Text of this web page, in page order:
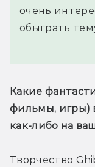
очень
обыграть
Какие
фильмы, игры)
как-либо на
Творчество